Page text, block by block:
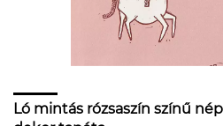
Ló mintás rózsaszín színű